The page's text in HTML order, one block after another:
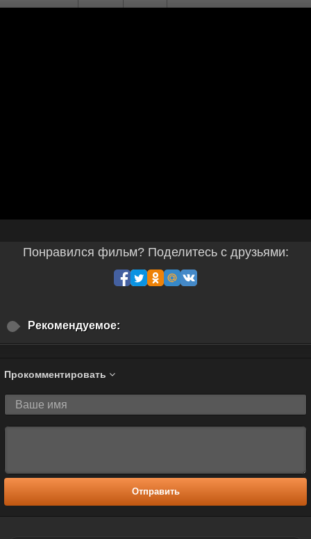
Понравился фильм? Поделитесь с друзьями:
Рекомендуемое:
Прокомментировать
Отправить